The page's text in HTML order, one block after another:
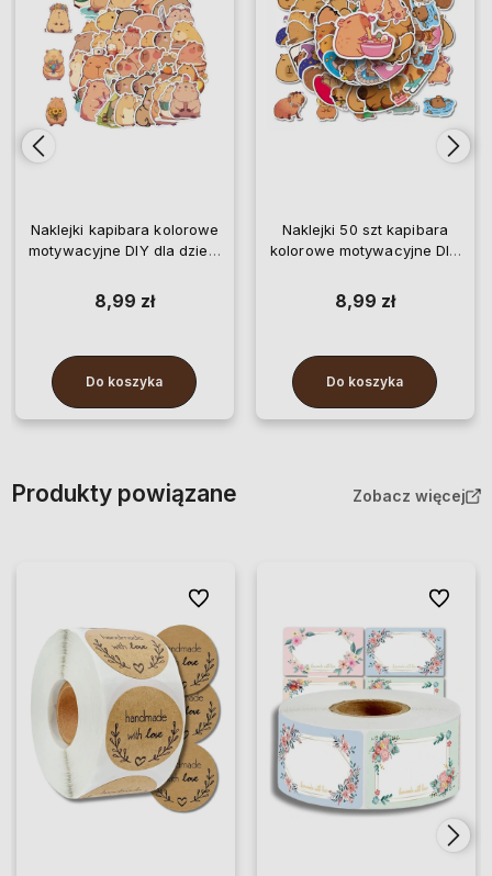
Naklejki kapibara kolorowe
motywacyjne DIY dla dzieci
8,99 zł
Do koszyka
Naklejki 50 szt kapibara
kolorowe motywacyjne DIY
8,99 zł
Do koszyka
Produkty powiązane Zobacz więcej
Do ulubionych Do